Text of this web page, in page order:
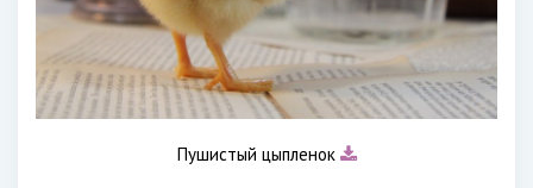
Пушистый цыпленок